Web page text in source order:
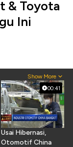
& Toyota
Ini
Show More
00:41
Usai Hibernasi,
Otomotif China